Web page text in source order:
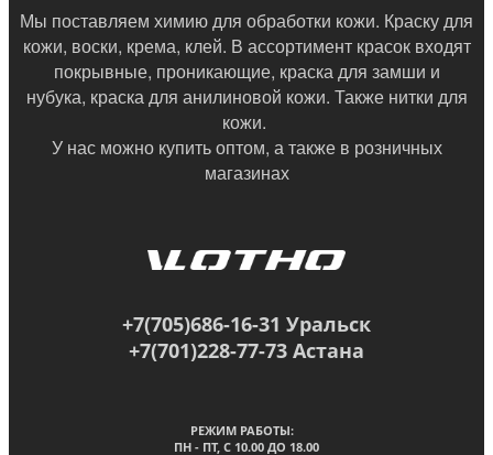
Мы поставляем химию для обработки кожи. Краску для
кожи, воски, крема, клей. В ассортимент красок входят
покрывные, проникающие, краска для замши и
нубука, краска для анилиновой кожи. Также нитки для
кожи.
У нас можно купить оптом, а также в розничных
магазинах
+7(705)686-16-31 Уральск
+7(701)228-77-73 Астана
РЕЖИМ РАБОТЫ:
ПН - ПТ, C 10.00 ДО 18.00